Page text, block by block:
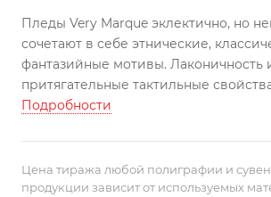
Пледы Very Marque эклектично, но
сочетают в себе этнические,
фантазийные мотивы. Лаконичность
притягательные тактильные
поддерживают общую концепцию
качественных вещей.
Легкие и теплые пледы выполнены
полушерстяной пряжи, поэтому
Подробности
Цена тиража любой полиграфии и
продукции зависит от используемых